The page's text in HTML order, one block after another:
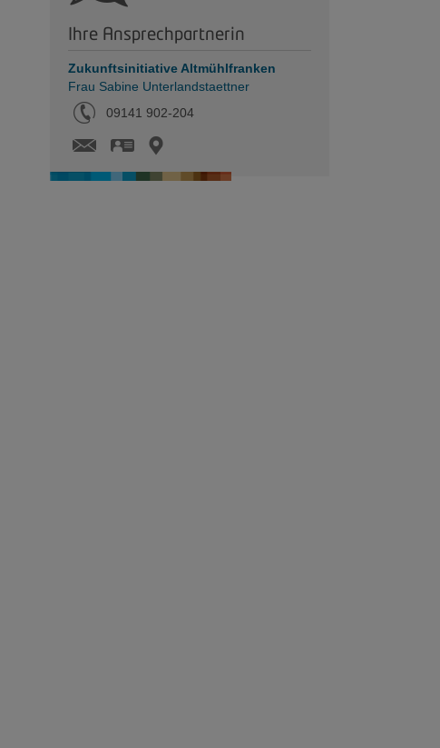
Ihre Ansprechpartnerin
Zukunftsinitiative Altmühlfranken
Frau Sabine Unterlandstaettner
Tel.:
09141 902-204
vCard